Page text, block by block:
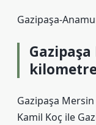
Gazipaşa-
Gazipaşa Mersin
Kamil Koç ile